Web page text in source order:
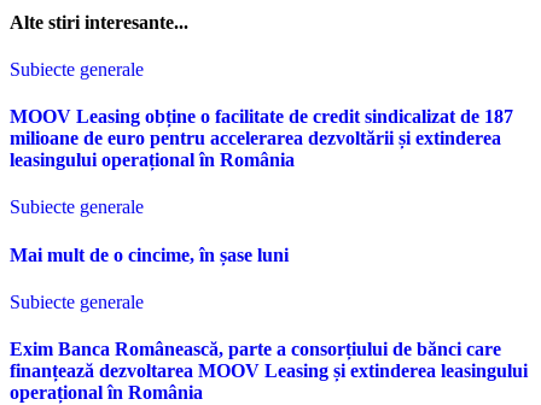
Alte stiri interesante...
Subiecte generale
MOOV Leasing obține o facilitate de credit sindicalizat de 187
milioane de euro pentru accelerarea dezvoltării și extinderea
leasingului operațional în România
Subiecte generale
Mai mult de o cincime, în șase luni
Subiecte generale
Exim Banca Românească, parte a consorțiului de bănci care
finanțează dezvoltarea MOOV Leasing și extinderea leasingului
operațional în România